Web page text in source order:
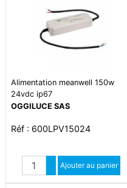
Alimentation meanwell 150w
24vdc ip67
OGGILUCE SAS
Réf : 600LPV15024
Quantité
Augmenter quantité
Diminuer quantité
Ajouter au panier